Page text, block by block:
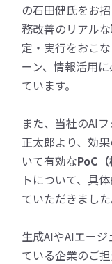
の石田健氏をお
務改善のリアル
定・実行をおこ
ーン、情報活用
ています。
また、当社のAI
正太郎より、効
いて有効なPoC（
トについて、具
ていただきました
生成AIやAIエー
ている企業のご